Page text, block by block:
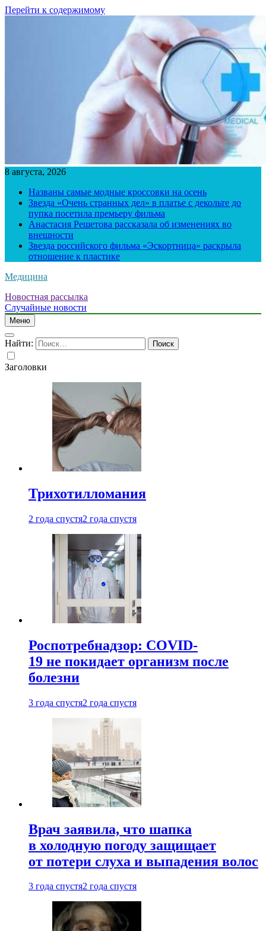
Перейти к содержимому
8 августа, 2026
Названы самые модные кроссовки на осень
Звезда «Очень странных дел» в платье с декольте до
пупка посетила премьеру фильма
Анастасия Решетова рассказала об изменениях во
внешности
Звезда российского фильма «Эскортница» раскрыла
отношение к пластике
Медицина
Новостная рассылка
Случайные новости
Меню
Найти:
Заголовки
Трихотилломания
2 года спустя2 года спустя
Роспотребнадзор: COVID-
19 не покидает организм после
болезни
3 года спустя2 года спустя
Врач заявила, что шапка
в холодную погоду защищает
от потери слуха и выпадения волос
3 года спустя2 года спустя